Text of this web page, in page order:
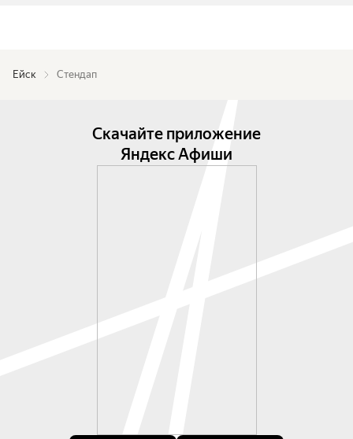
Ейск Стендап
Скачайте приложение
Яндекс Афиши